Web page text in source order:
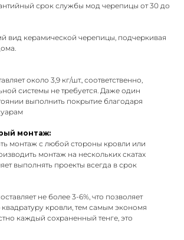
срок службы мод черепицы от 30 до
вид керамической черепицы, подчеркивая
около 3,9 кг/шт., соответственно,
системы не требуется. Даже один
выполнить покрытие благодаря
монтаж:
монтаж с любой стороны кровли или
монтаж на нескольких скатах
выполнять проекты всегда в срок
не более 3-6%, что позволяет
кровли, тем самым экономя
каждый сохраненный тенге, это